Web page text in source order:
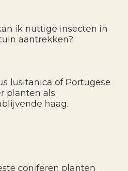
ik nuttige insecten in
aantrekken?
lusitanica of Portugese
planten als
haag.
coniferen planten